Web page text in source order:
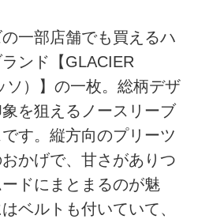
一部店舗でも買えるハ
ンド【GLACIER
ソ）】の一枚。総柄デザ
を狙えるノースリーブ
す。縦方向のプリーツ
かげで、甘さがありつ
ドにまとまるのが魅
ベルトも付いていて、